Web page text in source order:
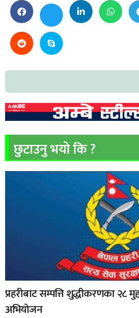
छुटाउनु भयो कि ?
प्रहरीबाट सम्पत्ति शुद्धीकरणका २८
अभियोजन